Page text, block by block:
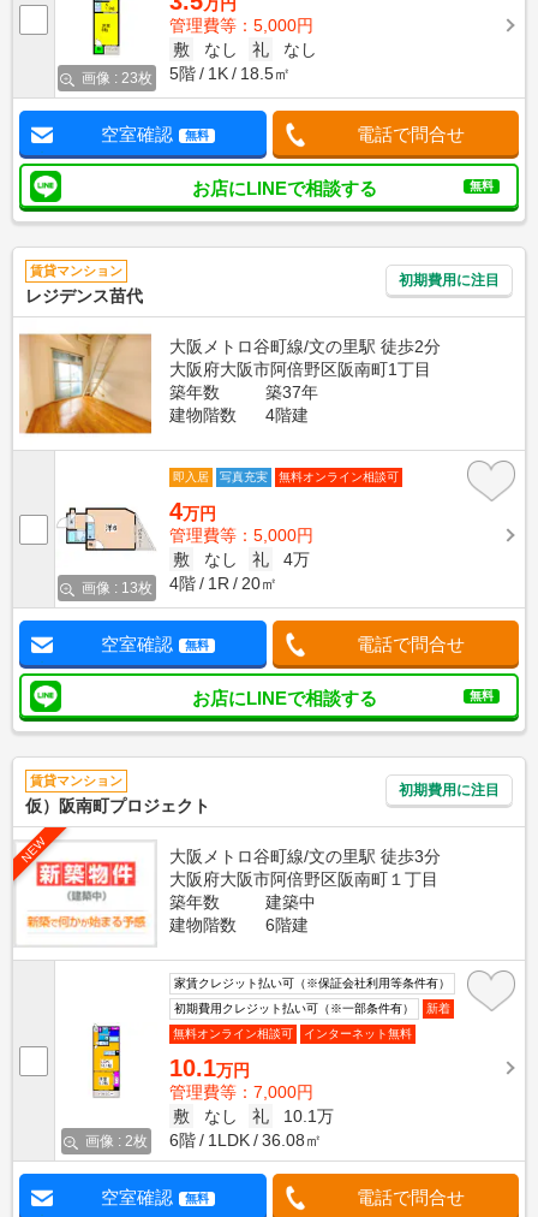
画像 : 23枚
管理費等：5,000円
敷
なし 礼
なし
5階
1K 18.5㎡
空室確認 無料 電話で問合せ
お店にLINEで相談する 無料
賃貸マンション
レジデンス苗代
初期費用に注目
大阪メトロ谷町線/文の里駅 徒歩2分
大阪府大阪市阿倍野区阪南町1丁目
築年数
築37年
建物階数
4階建
画像 : 13枚
即入居 写真充実 無料オンライン相談可
4万円
管理費等：5,000円
敷
なし 礼
4万
4階
1R 20㎡
空室確認 無料 電話で問合せ
お店にLINEで相談する 無料
賃貸マンション
仮）阪南町プロジェクト
初期費用に注目
NEW
大阪メトロ谷町線/文の里駅 徒歩3分
大阪府大阪市阿倍野区阪南町１丁目
築年数
建築中
建物階数
6階建
画像 : 2枚
家賃クレジット払い可（※保証会社利用等条件有）
初期費用クレジット払い可（※一部条件有）
新着
無料オンライン相談可
インターネット無料
10.1万円
管理費等：7,000円
敷
なし 礼
10.1万
6階
1LDK 36.08㎡
空室確認 無料 電話で問合せ